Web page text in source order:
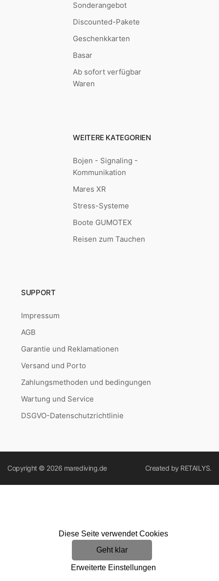
Sonderangebot
Discounted-Pakete
Geschenkkarten
Basar
Ab sofort verfügbar
Waren
WEITERE KATEGORIEN
Bojen - Signaling -
Kommunikation
Mares XR
Stress-Systeme
Boote GUMOTEX
Reisen zum Tauchen
SUPPORT
Impressum
AGB
Garantie und Reklamationen
Versand und Porto
Zahlungsmethoden und bedingungen
Wartung und Service
DSGVO-Datenschutzrichtlinie
Copyright © 2026 marediving.de Created by RETAILYS.
Diese Seite verwendet Cookies
Geht klar
Erweiterte Einstellungen